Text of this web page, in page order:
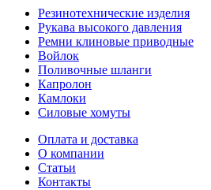
Резинотехнические изделия
Рукава высокого давления
Ремни клиновые приводные
Войлок
Поливочные шланги
Капролон
Камлоки
Силовые хомуты
Оплата и доставка
О компании
Статьи
Контакты